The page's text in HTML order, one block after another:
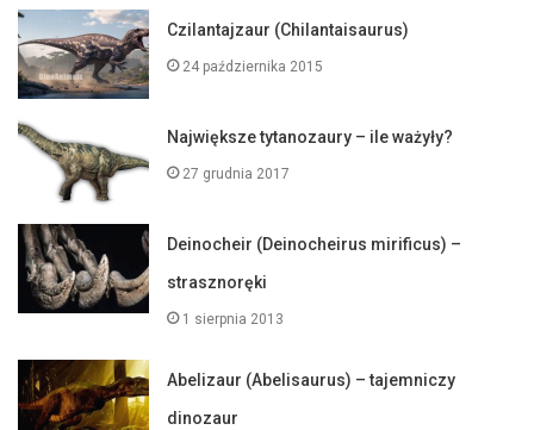
Czilantajzaur (Chilantaisaurus)
24 października 2015
Największe tytanozaury – ile ważyły?
27 grudnia 2017
Deinocheir (Deinocheirus mirificus) –
strasznoręki
1 sierpnia 2013
Abelizaur (Abelisaurus) – tajemniczy
dinozaur